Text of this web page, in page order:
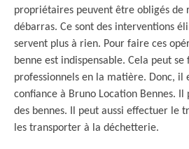
propriétaires peuvent être obligés de
débarras. Ce sont des interventions
servent plus à rien. Pour faire ces
benne est indispensable. Cela peut
professionnels en la matière. Donc, il
confiance à Bruno Location Bennes.
des bennes. Il peut aussi effectuer le
les transporter à la déchetterie.